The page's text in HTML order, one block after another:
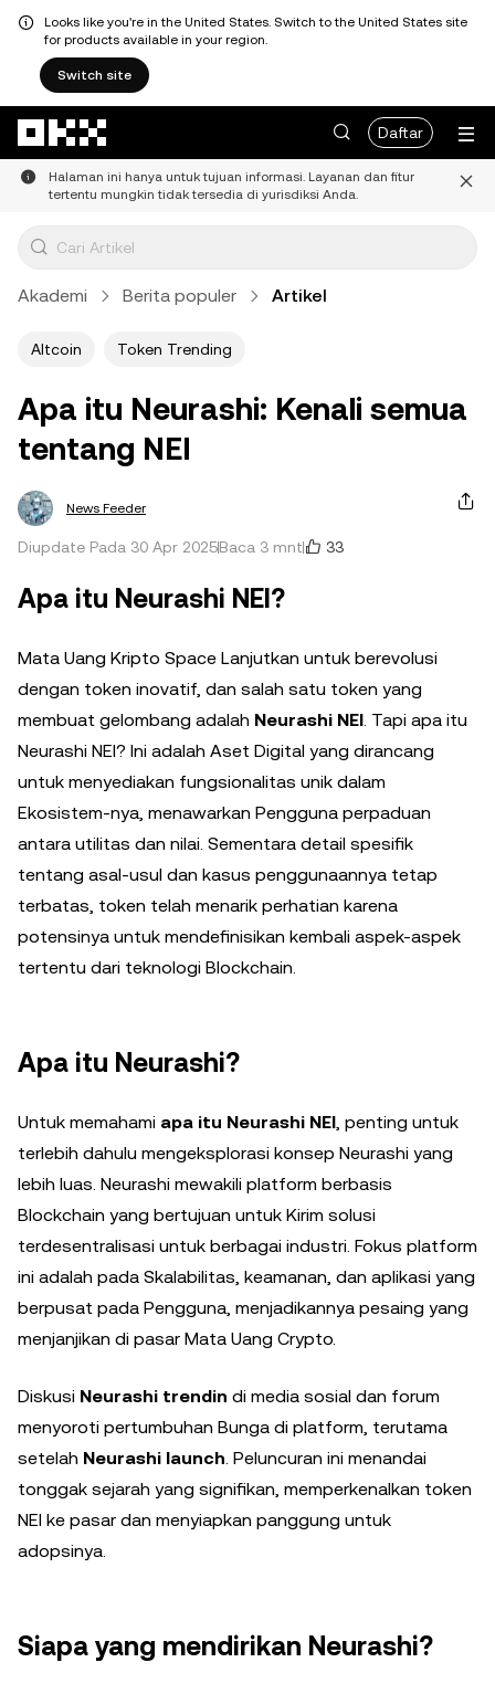
Looks like you're in the United States. Switch to the United States site
for products available in your region.
Switch site
Daftar
Halaman ini hanya untuk tujuan informasi. Layanan dan fitur
tertentu mungkin tidak tersedia di yurisdiksi Anda.
Akademi Berita populer Artikel
Altcoin Token Trending
Apa itu Neurashi: Kenali semua
tentang NEI
News Feeder
Diupdate Pada 30 Apr 2025Baca 3 mnt 33
Apa itu Neurashi NEI?
Mata Uang Kripto Space Lanjutkan untuk berevolusi
dengan token inovatif, dan salah satu token yang
membuat gelombang adalah Neurashi NEI. Tapi apa itu
Neurashi NEI? Ini adalah Aset Digital yang dirancang
untuk menyediakan fungsionalitas unik dalam
Ekosistem-nya, menawarkan Pengguna perpaduan
antara utilitas dan nilai. Sementara detail spesifik
tentang asal-usul dan kasus penggunaannya tetap
terbatas, token telah menarik perhatian karena
potensinya untuk mendefinisikan kembali aspek-aspek
tertentu dari teknologi Blockchain.
Apa itu Neurashi?
Untuk memahami apa itu Neurashi NEI, penting untuk
terlebih dahulu mengeksplorasi konsep Neurashi yang
lebih luas. Neurashi mewakili platform berbasis
Blockchain yang bertujuan untuk Kirim solusi
terdesentralisasi untuk berbagai industri. Fokus platform
ini adalah pada Skalabilitas, keamanan, dan aplikasi yang
berpusat pada Pengguna, menjadikannya pesaing yang
menjanjikan di pasar Mata Uang Crypto.
Diskusi Neurashi trendin di media sosial dan forum
menyoroti pertumbuhan Bunga di platform, terutama
setelah Neurashi launch. Peluncuran ini menandai
tonggak sejarah yang signifikan, memperkenalkan token
NEI ke pasar dan menyiapkan panggung untuk
adopsinya.
Siapa yang mendirikan Neurashi?